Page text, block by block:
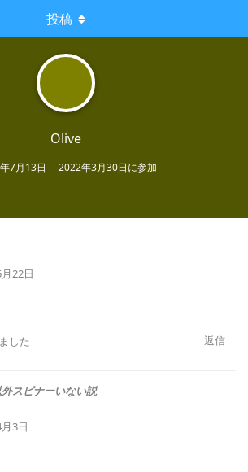
Olive
7月13日 2022年3月30日に参加
投稿
22日
返信
した
スピナーいない説
3日